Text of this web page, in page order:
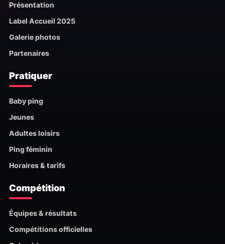
Présentation
Label Accueil 2025
Galerie photos
Partenaires
Pratiquer
Baby ping
Jeunes
Adultes loisirs
Ping féminin
Horaires & tarifs
Compétition
Équipes & résultats
Compétitions officielles